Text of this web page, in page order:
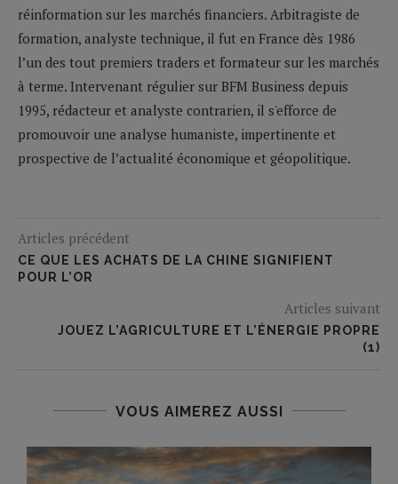
réinformation sur les marchés financiers. Arbitragiste de
formation, analyste technique, il fut en France dès 1986
l’un des tout premiers traders et formateur sur les marchés
à terme. Intervenant régulier sur BFM Business depuis
1995, rédacteur et analyste contrarien, il s'efforce de
promouvoir une analyse humaniste, impertinente et
prospective de l’actualité économique et géopolitique.
Articles précédent
CE QUE LES ACHATS DE LA CHINE SIGNIFIENT
POUR L’OR
Articles suivant
JOUEZ L’AGRICULTURE ET L’ÉNERGIE PROPRE
(1)
VOUS AIMEREZ AUSSI